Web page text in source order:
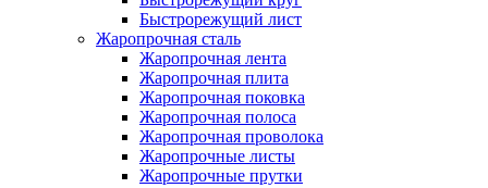
Быстрорежущий лист
Жаропрочная сталь
Жаропрочная лента
Жаропрочная плита
Жаропрочная поковка
Жаропрочная полоса
Жаропрочная проволока
Жаропрочные листы
Жаропрочные прутки